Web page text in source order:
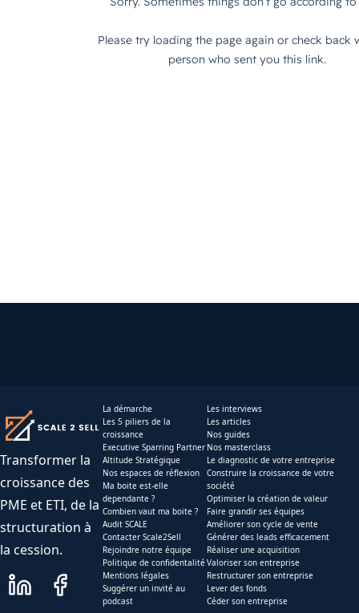
Transformer la
croissance des
PME et ETI, de la
structuration à
la cession.
La démarche
Les 5 piliers de la
croissance
Executive Sparring Partner
Altitude Stratégique
Nos espaces de réflexion
Ma boite est-elle
dependante ?
Combien vaut ma boite ?
Audit SCALE
Contacter Scale2Sell
Rejoindre notre équipe
Politique de confidentalité
Mentions légales
Suggérer un invité au
podcast
Les interviews
Les articles
Nos guides
Nos masterclass
Le diagnostic de votre entreprise
Construire la croissance de votre
société
Optimiser la création de valeur
Faire grandir ses équipes
Améliorer son cycle de vente
Générer des leads efficacement
Réaliser une acquisition
Valoriser son entreprise
Restructurer son entreprise
Lever des fonds
Céder son entreprise